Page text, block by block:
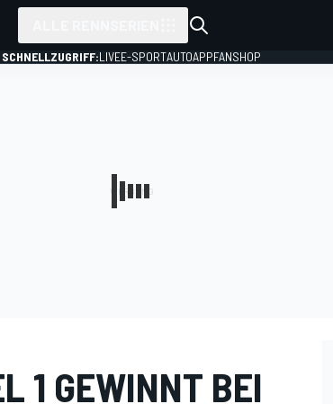
SCHNELLZUGRIFF:LIVEE-SPORTAUTOAPPFANSHOP
1 GEWINNT BEI